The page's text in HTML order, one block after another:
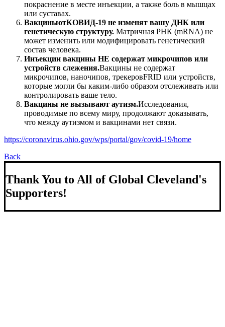
покраснение в месте инъекции, а также боль в мышцах
или суставах.
ВакциныотКОВИД-19 не изменят вашу ДНК или
генетическую структуру. Матричная РНК (mRNA) не
может изменить или модифицировать генетический
состав человека.
Инъекции вакцины НЕ содержат микрочипов или
устройств слежения.Вакцины не содержат
микрочипов, наночипов, трекеровFRID или устройств,
которые могли бы каким-либо образом отслеживать или
контролировать ваше тело.
Вакцины не вызывают аутизм.Исследования,
проводимые по всему миру, продолжают доказывать,
что между аутизмом и вакцинами нет связи.
https://coronavirus.ohio.gov/wps/portal/gov/covid-19/home
Back
Thank You to All of Global Cleveland's
Supporters!